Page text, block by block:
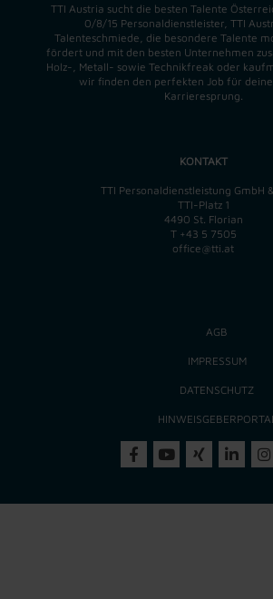
TTI Austria sucht die besten Talente
0/8/15 Personaldienstleister, TTI
Talenteschmiede, die besondere Talente
fördert und mit den besten Unternehmen
Holz-, Metall- sowie Technikfreak oder
wir finden den perfekten Job für
Karrieresprung.
KONTAKT
TTI Personaldienstleistung GmbH
TTI-Platz 1
4490 St. Florian
T +43 5 7505
office@tti.at
AGB
IMPRESSUM
DATENSCHUTZ
HINWEISGEBERPORTAL